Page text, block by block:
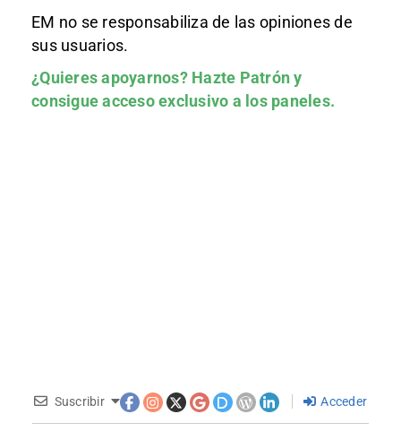
EM no se responsabiliza de las opiniones de
sus usuarios.
¿Quieres apoyarnos? Hazte Patróny
consigue acceso exclusivo a los paneles.
Suscribir Acceder